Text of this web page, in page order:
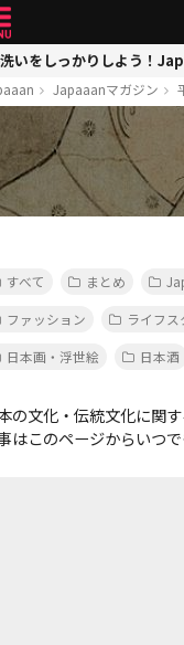
いをしっかりしよう！
Japaaanマガジン
すべて まとめ
ファッション
ライフス
日本画・浮世絵
日本酒
の文化・伝統文化に関
はこのページからいつで